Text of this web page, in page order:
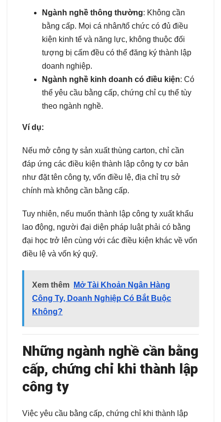
Ngành nghề thông thường: Không cần
bằng cấp. Mọi cá nhân/tổ chức có đủ điều
kiện kinh tế và năng lực, không thuộc đối
tượng bị cấm đều có thể đăng ký thành lập
doanh nghiệp.
Ngành nghề kinh doanh có điều kiện: Có
thể yêu cầu bằng cấp, chứng chỉ cụ thể tùy
theo ngành nghề.
Ví dụ:
Nếu mở công ty sản xuất thùng carton, chỉ cần
đáp ứng các điều kiện thành lập công ty cơ bản
như đặt tên công ty, vốn điều lệ, địa chỉ trụ sở
chính mà không cần bằng cấp.
Tuy nhiên, nếu muốn thành lập công ty xuất khẩu
lao động, người đại diện pháp luật phải có bằng
đại học trở lên cùng với các điều kiện khác về vốn
điều lệ và vốn ký quỹ.
Xem thêm
Mở Tài Khoản Ngân Hàng
Công Ty, Doanh Nghiệp Có Bắt Buộc
Không?
Những ngành nghề cần bằng
cấp, chứng chỉ khi thành lập
công ty
Việc yêu cầu bằng cấp, chứng chỉ khi thành lập